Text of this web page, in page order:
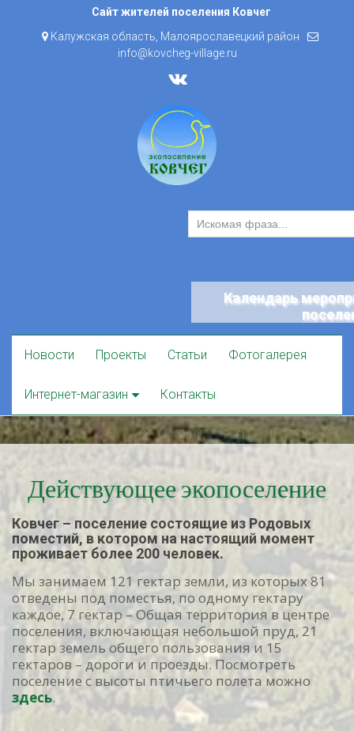
Skip
content
Сайт жителей поселения Ковчег
Калужская область, Малоярославецкий район
info@kovcheg-village.ru
Календарь
Новости Проекты Статьи Фотогалерея
Интернет-магазин Контакты
Действующее экопоселение
Ковчег – поселение состоящие из Родовых
поместий, в котором на настоящий момент
проживает более 200 человек.
Мы занимаем 121 гектар земли, из которых 81
отведены под поместья, по одному гектару
каждое, 7 гектар – Общая территория в центре
поселения, включающая небольшой пруд, 21
гектар земель общего пользования и 15
гектаров – дороги и проезды. Посмотреть
поселение с высоты птичьего полета можно
здесь.